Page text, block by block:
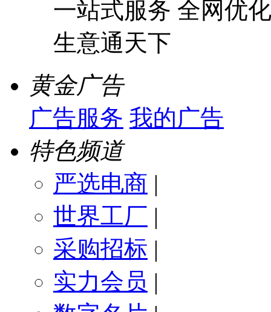
一站式服务 全网优
生意通天下
黄金广告
广告服务 我的广告
特色频道
严选电商 |
世界工厂 |
采购招标 |
实力会员 |